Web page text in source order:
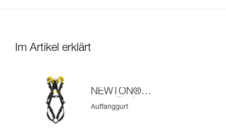
Im Artikel erklärt
NEWTON®
europäische
Ausführung
Auffanggurt